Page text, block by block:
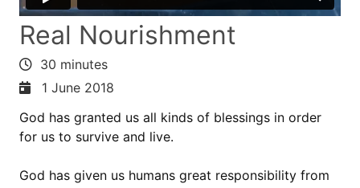
Real Nourishment
30 minutes
1 June 2018
God has granted us all kinds of blessings in order
for us to survive and live.
God has given us humans great responsibility from